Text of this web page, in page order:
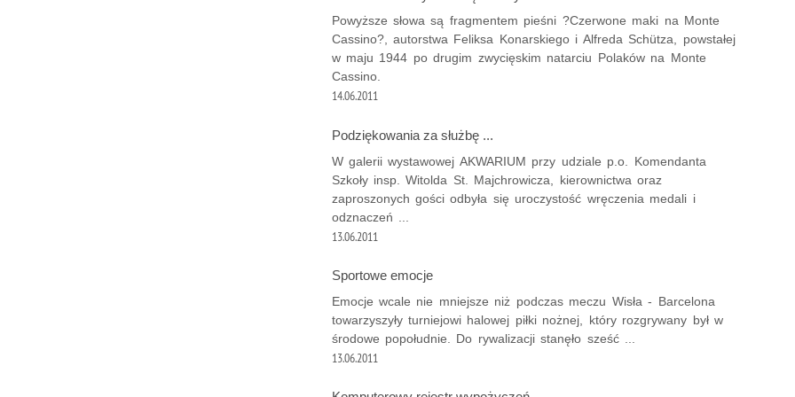
Powyższe słowa są fragmentem pieśni ?Czerwone maki na Monte
Cassino?, autorstwa Feliksa Konarskiego i Alfreda Schütza, powstałej
w maju 1944 po drugim zwycięskim natarciu Polaków na Monte
Cassino.
14.06.2011
Podziękowania za służbę ...
W galerii wystawowej AKWARIUM przy udziale p.o. Komendanta
Szkoły insp. Witolda St. Majchrowicza, kierownictwa oraz
zaproszonych gości odbyła się uroczystość wręczenia medali i
odznaczeń ...
13.06.2011
Sportowe emocje
Emocje wcale nie mniejsze niż podczas meczu Wisła - Barcelona
towarzyszyły turniejowi halowej piłki nożnej, który rozgrywany był w
środowe popołudnie. Do rywalizacji stanęło sześć ...
13.06.2011